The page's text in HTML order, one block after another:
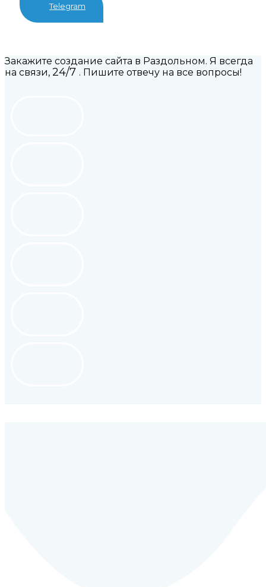
Telegram
Закажите создание сайта в Раздольном. Я всегда
на связи, 24/7 . Пишите отвечу на все вопросы!